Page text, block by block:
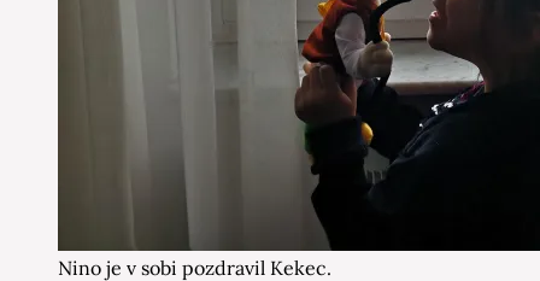
Nino je v sobi pozdravil Kekec.